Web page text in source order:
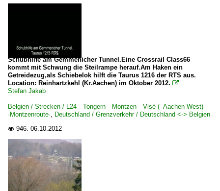
Schubhilfe am Gemmenicher Tunnel.Eine Crossrail Class66
kommt mit Schwung die Steilrampe herauf.Am Haken ein
Getreidezug,als Schiebelok hilft die Taurus 1216 der RTS aus.
Location: Reinhartzkehl (Kr.Aachen) im Oktober 2012. 
Stefan Jakab
Belgien / Strecken / L24 Tongern – Montzen – Visé (–Aachen West)
·Montzenroute·, Deutschland / Grenzverkehr / Deutschland <-> Belgien
 946. 06.10.2012